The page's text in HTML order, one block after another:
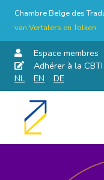
Chambre Belge des
van Vertalers en Tolken
Espace membres
Adhérer à la CBTI
NL
EN DE
Aller